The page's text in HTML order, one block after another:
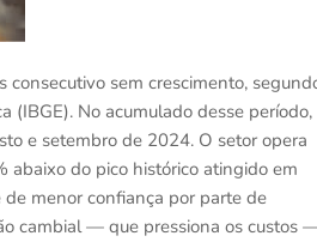
sem crescimento,
(IBGE). No acumulado desse período,
e setembro de 2024. O setor opera
do pico histórico atingido em
menor confiança por parte de
cambial — que pressiona os custos